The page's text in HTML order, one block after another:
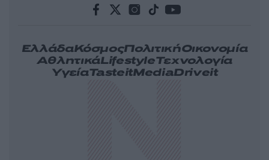
ΕλλάδαΚόσμοςΠολιτικήΟικονομία
ΑθλητικάLifestyleΤεχνολογία
ΥγείαTasteitMediaDriveit